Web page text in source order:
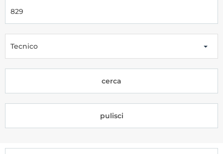
Tesseramento
Licenze WT
Formazione
Rivista Olympic Dream
Links
Tecnico
cerca
pulisci